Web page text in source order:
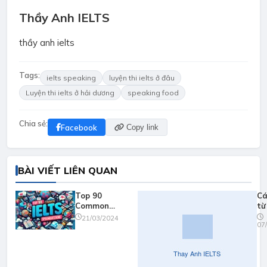
Thầy Anh IELTS
thầy anh ielts
Tags: ielts speaking
luyện thi ielts ở đâu
Luyện thi ielts ở hải dương
speaking food
Chia sẻ: Facebook Copy link
BÀI VIẾT LIÊN QUAN
Top 90
Common
Questions in
21/03/2024
từ